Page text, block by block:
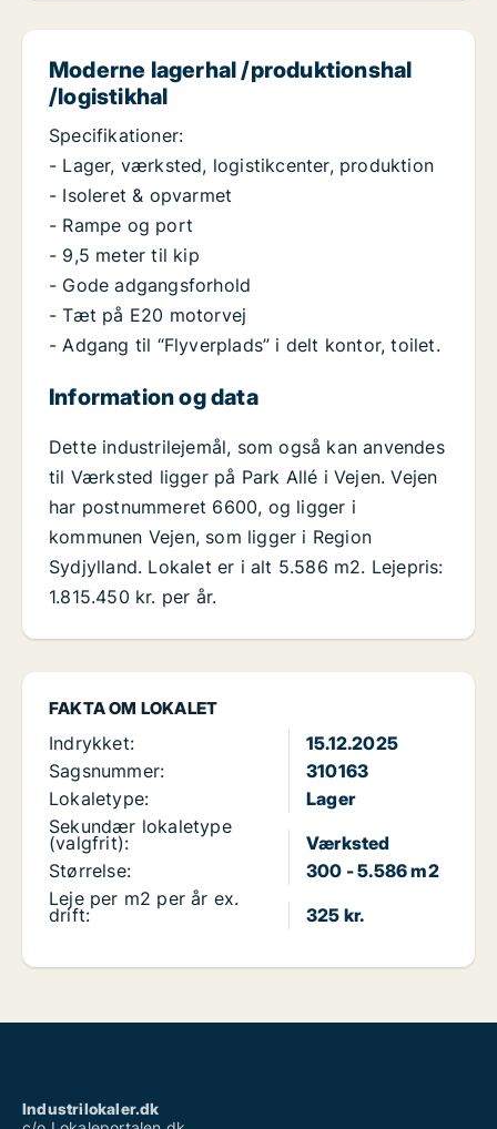
FAKTA OM LOKALET
Indrykket:
15.12.2025
Sagsnummer:
310163
Lokaletype:
Lager
Sekundær lokaletype
(valgfrit):
Værksted
Størrelse:
300 - 5.586 m2
Leje per m2 per år ex.
drift: 325 kr.
Moderne lagerhal /produktionshal
/logistikhal
Specifikationer:
- Lager, værksted, logistikcenter, produktion
- Isoleret & opvarmet
- Rampe og port
- 9,5 meter til kip
- Gode adgangsforhold
- Tæt på E20 motorvej
- Adgang til “Flyverplads” i delt kontor, toilet.
Information og data
Dette industrilejemål, som også kan anvendes
til Værksted ligger på Park Allé i Vejen. Vejen
har postnummeret 6600, og ligger i
kommunen Vejen, som ligger i Region
Sydjylland. Lokalet er i alt 5.586 m2. Lejepris:
1.815.450 kr. per år.
Industrilokaler.dk